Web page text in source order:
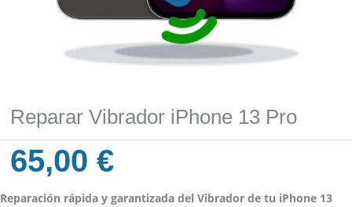
Reparar Vibrador iPhone 13 Pro
65,00€
Reparación rápida y garantizada del Vibrador de tu iPhone 13